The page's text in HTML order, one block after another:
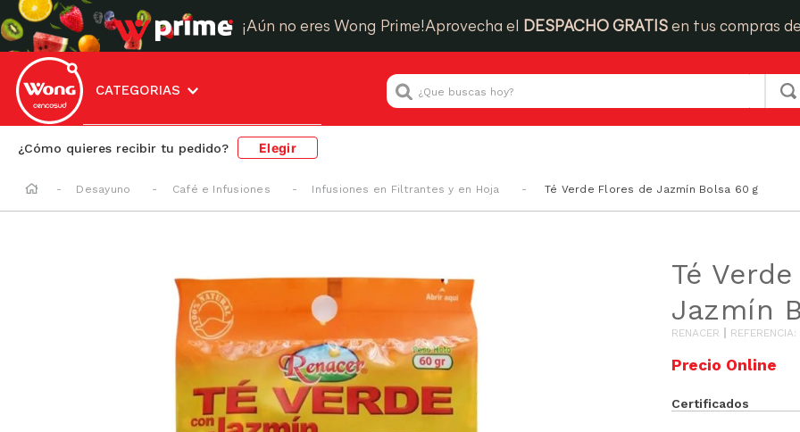
¡Aún no eres Wong Prime!Aprovecha el DESPACHO GRATIS en tus compras
CATEGORIAS
¿Que buscas hoy?
¿Cómo quieres recibir tu pedido? Elegir
Desayuno Café e Infusiones Infusiones en Filtrantes y en Hoja Té Verde Flores de Jazmín Bolsa 60 g
Té
Jazmín
RENACER REFERENCIA:
Certificados